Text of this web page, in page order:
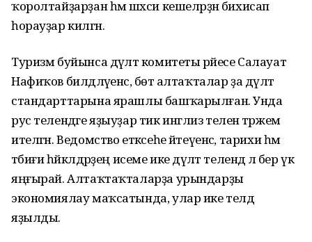
ҡоролтайҙарҙан һәм шәхси кешеләрҙән бихисап
һорауҙар килгән.
Туризм буйынса дәүләт комитеты рәйесе Салауат
Нафиҡов билдәләүенсә, бөтә алтаҡталар ҙа дәүләт
стандарттарына ярашлы башҡарылған. Унда
рус телендәге яҙыуҙар тик инглиз теленә тәржемә
ителгән. Ведомство етәксеһе әйтеүенсә, тарихи һәм
тәбиғи һәйкәлдәрҙең исеме ике дәүләт телендә лә бер үк
яңғырай. Алтаҡтаҡталарҙа урындарҙы
экономиялау маҡсатында, улар ике телдә
яҙылды.